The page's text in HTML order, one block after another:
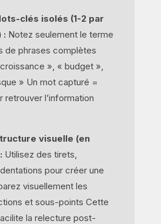
clés isolés (1-2 par
: Notez seulement le terme
de phrases complètes
», « budget »,
» Un mot capturé =
retrouver l’information
visuelle (en
Utilisez des tirets,
pour créer une
visuellement les
et sous-points Cette
la relecture post-